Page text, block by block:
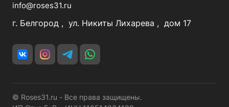
info@roses31.ru
г. Белгород , ул. Никиты Лихарева , дом 17
© Roses31.ru - Все права защищены.